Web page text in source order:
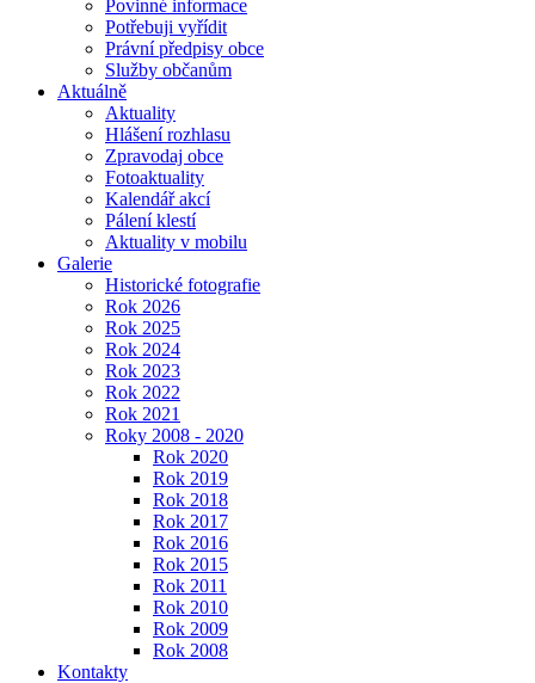
Povinné informace
Potřebuji vyřídit
Právní předpisy obce
Služby občanům
Aktuálně
Aktuality
Hlášení rozhlasu
Zpravodaj obce
Fotoaktuality
Kalendář akcí
Pálení klestí
Aktuality v mobilu
Galerie
Historické fotografie
Rok 2026
Rok 2025
Rok 2024
Rok 2023
Rok 2022
Rok 2021
Roky 2008 - 2020
Rok 2020
Rok 2019
Rok 2018
Rok 2017
Rok 2016
Rok 2015
Rok 2011
Rok 2010
Rok 2009
Rok 2008
Kontakty